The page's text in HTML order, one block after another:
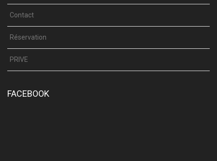
Contact
Réservation
PRIVE
FACEBOOK